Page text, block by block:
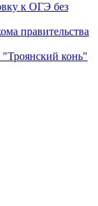
к ОГЭ без
правительства
конь"